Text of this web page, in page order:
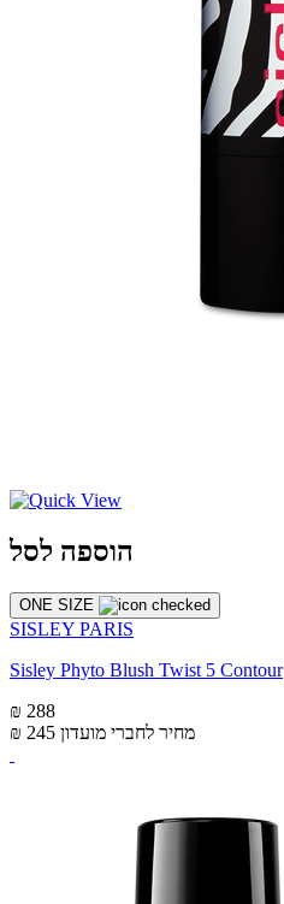
הוספה לסל
ONE SIZE
SISLEY PARIS
Sisley Phyto Blush Twist 5 Contour
₪ 288
₪ 245 מחיר לחברי מועדון